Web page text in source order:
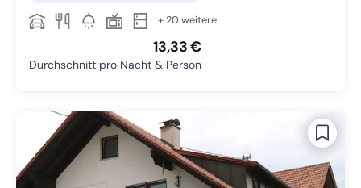
+ 20 weitere
13,33 €
Durchschnitt pro Nacht & Person